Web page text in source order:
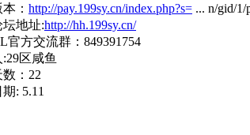
： http://pay.199sy.cn/index.php?s= ... n/gid/1/
地址:http://hh.199sy.cn/
官方交流群：849391754
区咸鱼
：22
: 5.11